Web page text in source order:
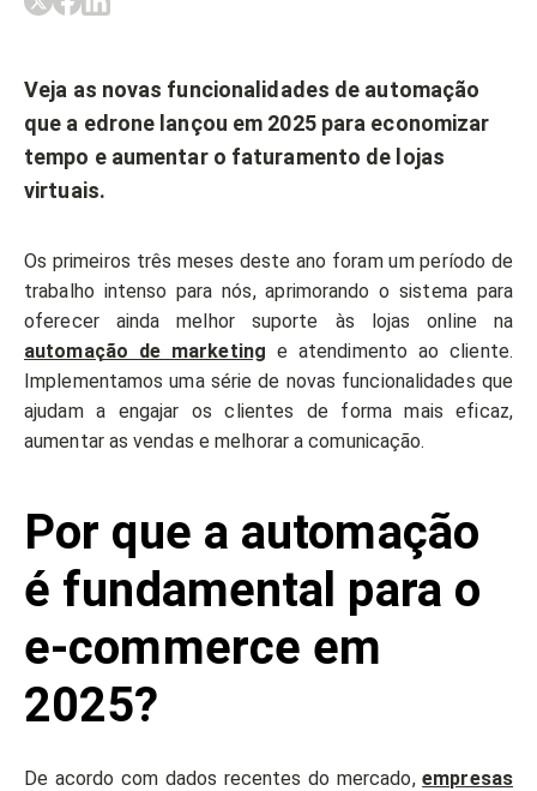
Veja as novas funcionalidades de automação
que a edrone lançou em 2025 para economizar
tempo e aumentar o faturamento de lojas
virtuais.
Os primeiros três meses deste ano foram um período de
trabalho intenso para nós, aprimorando o sistema para
oferecer ainda melhor suporte às lojas online na
automação de marketing e atendimento ao cliente.
Implementamos uma série de novas funcionalidades que
ajudam a engajar os clientes de forma mais eficaz,
aumentar as vendas e melhorar a comunicação.
Por que a automação
é fundamental para o
e-commerce em
2025?
De acordo com dados recentes do mercado,empresas